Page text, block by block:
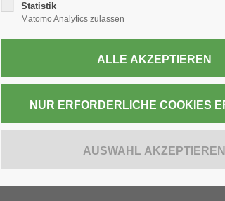
Statistik
Matomo Analytics zulassen